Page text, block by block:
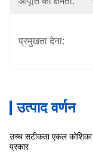
प्रमुखता देना:
उत्पाद वर्णन
उच्च सटीकता एकल
प्रकार